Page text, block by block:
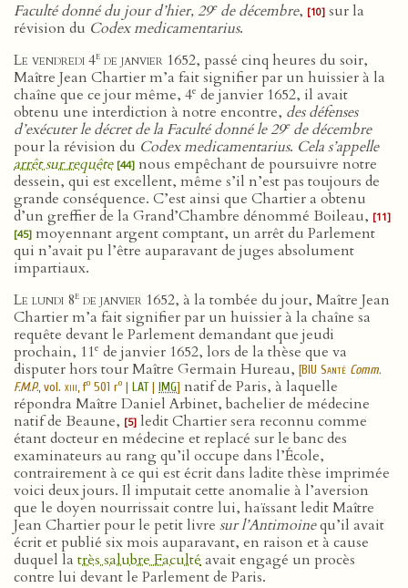
Faculté donné du jour d’hier, 29ede décembre, [10] sur la
révision du Codex medicamentarius.
Le vendredi 4e de janvier 1652, passé cinq heures du soir,
Maître Jean Chartier m’a fait signifier par un huissier à la
chaîne que ce jour même, 4e de janvier 1652, il avait
obtenu une interdiction à notre encontre, des défenses
d’exécuter le décret de la Faculté donné le 29ede décembre
pour la révision du Codex medicamentarius. Cela s’appelle
arrêt sur requête [44] nous empêchant de poursuivre notre
dessein, qui est excellent, même s’il n’est pas toujours de
grande conséquence. C’est ainsi que Chartier a obtenu
d’un greffier de la Grand’Chambre dénommé Boileau, [11]
[45] moyennant argent comptant, un arrêt du Parlement
qui n’avait pu l’être auparavant de juges absolument
impartiaux.
Le lundi 8e de janvier 1652, à la tombée du jour, Maître Jean
Chartier m’a fait signifier par un huissier à la chaîne sa
requête devant le Parlement demandant que jeudi
prochain, 11e de janvier 1652, lors de la thèse que va
disputer hors tour Maître Germain Hureau, [BIU Santé Comm.
F.M.P., vol. xiii, fo 501 ro | LAT| IMG] natif de Paris, à laquelle
répondra Maître Daniel Arbinet, bachelier de médecine
natif de Beaune, [5] ledit Chartier sera reconnu comme
étant docteur en médecine et replacé sur le banc des
examinateurs au rang qu’il occupe dans l’École,
contrairement à ce qui est écrit dans ladite thèse imprimée
voici deux jours. Il imputait cette anomalie à l’aversion
que le doyen nourrissait contre lui, haïssant ledit Maître
Jean Chartier pour le petit livre sur l’Antimoinequ’il avait
écrit et publié six mois auparavant, en raison et à cause
duquel la très salubre Facultéavait engagé un procès
contre lui devant le Parlement de Paris.